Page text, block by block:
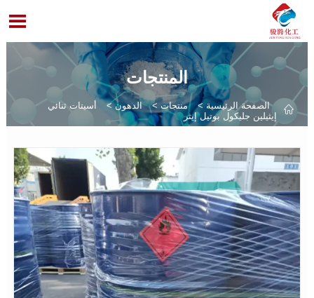

المنتجات
 الصفحة الرئيسية > منتجات> الدهون>
أسيتات ثنائي
إيثيلين جليكول بوتيل إيثر